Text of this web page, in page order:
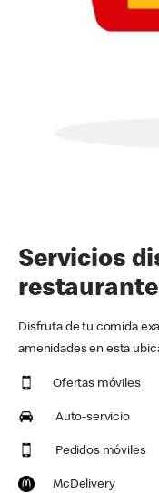
Servicios
restaurante
Disfruta de tu comida
amenidades en esta
Ofertas móviles
Auto-servicio
Pedidos móviles
McDelivery